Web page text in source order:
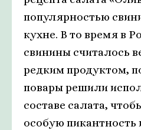
популярностью
кухне. В то время в
свинины считалось
редким продуктом,
повары решили
составе салата,
особую пикантность